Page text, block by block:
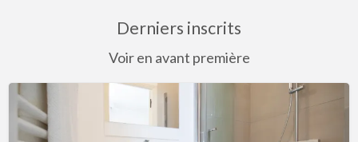
Côte d’Opale location maison vacances Maison de
120 m² avec salon, salle à manger, cuisine et salle
de douche avec toilette au rez de chaussée TV
écran plat 108 cm avec chaîne TNT++, Internet en
Derniers inscrits
Voir en avant première